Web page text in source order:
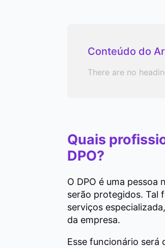
Conteúdo do
There are no
Quais
DPO?
O DPO é uma pessoa
serão protegidos. Tal
serviços
da empresa.
Esse funcionário será